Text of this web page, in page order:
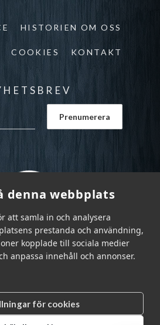
denna webbplats
att samla in och analysera
prestanda och användning,
kopplade till sociala medier
anpassa innehåll och annonser.
för cookies
HISTORIEN OM OSS
COOKIES KONTAKT
AB © 2026 |